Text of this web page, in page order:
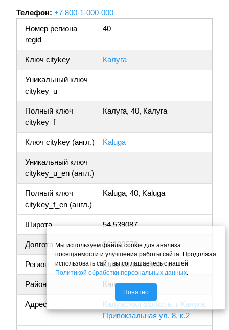
Телефон: +7 800-1-000-000
Номер региона
regid
40
Ключ citykey Калуга
Уникальный ключ
citykey_u
Полный ключ
citykey_f
Калуга, 40, Калуга
Ключ citykey (англ.) Kaluga
Уникальный ключ
citykey_u_en (англ.)
Полный ключ
citykey_f_en (англ.)
Kaluga, 40, Kaluga
Широта 54.539087
Долгота 36.130573
Регион Калужская область
Район Калуга
Адрес
Калужская область, г Калуга,
Привокзальная ул, 8, к.2
Мы используем файлы cookie для анализа
посещаемости и улучшения работы сайта. Продолжая
использовать сайт, вы соглашаетесь с нашей
Политикой обработки персональных данных
Понятно